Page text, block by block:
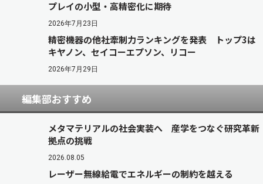
プレイの小型・高精密化に期待
2026年7月23日
精密機器の他社牽制力ランキングを発表 トップ3は
キヤノン、セイコーエプソン、リコー
2026年7月29日
編集部おすすめ
メタマテリアルの社会実装へ 産学をつなぐ研究革新
拠点の挑戦
2026.08.05
レーザー無線給電でエネルギーの制約を越える